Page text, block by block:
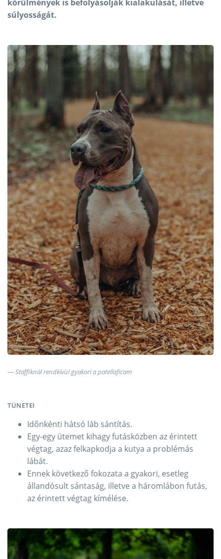
körülmények is befolyásolják kialakulását, illetve
súlyosságát.
Staffiknál rendkívül gyakori a patellaficam
TÜNETEI
Időnkénti hátsó láb sántítás.
Egy-egy ütemet kihagy futásközben az érintett
végtag, azaz felkapkodja a kutya a problémás
lábát.
Ennek következő fokozata a gyakori, esetleg
állandósult sántaság, illetve a háromlábon futás,
az érintett végtag kímélése.